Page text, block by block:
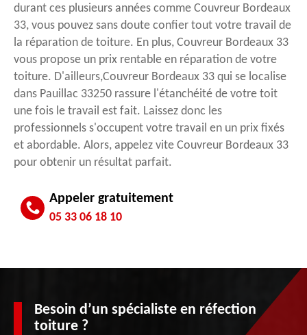
durant ces plusieurs années comme Couvreur Bordeaux
33, vous pouvez sans doute confier tout votre travail de
la réparation de toiture. En plus, Couvreur Bordeaux 33
vous propose un prix rentable en réparation de votre
toiture. D'ailleurs,Couvreur Bordeaux 33 qui se localise
dans Pauillac 33250 rassure l'étanchéité de votre toit
une fois le travail est fait. Laissez donc les
professionnels s'occupent votre travail en un prix fixés
et abordable. Alors, appelez vite Couvreur Bordeaux 33
pour obtenir un résultat parfait.
Appeler gratuitement
05 33 06 18 10
Besoin d’un spécialiste en réfection
toiture ?